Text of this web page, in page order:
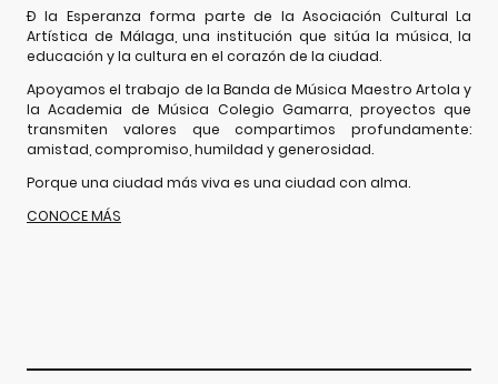
Ð la Esperanza forma parte de la Asociación Cultural La
Artística de Málaga, una institución que sitúa la música, la
educación y la cultura en el corazón de la ciudad.
Apoyamos el trabajo de la Banda de Música Maestro Artola y
la Academia de Música Colegio Gamarra, proyectos que
transmiten valores que compartimos profundamente:
amistad, compromiso, humildad y generosidad.
Porque una ciudad más viva es una ciudad con alma.
CONOCE MÁS